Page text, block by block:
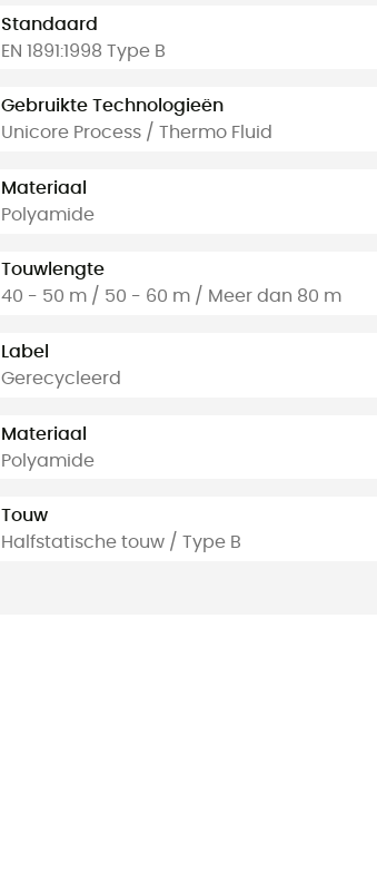
Standaard
EN 1891:1998 Type B
Gebruikte Technologieën
Unicore Process / Thermo Fluid
Materiaal
Polyamide
Touwlengte
40 - 50 m / 50 - 60 m / Meer dan 80 m
Label
Gerecycleerd
Materiaal
Polyamide
Touw
Halfstatische touw / Type B